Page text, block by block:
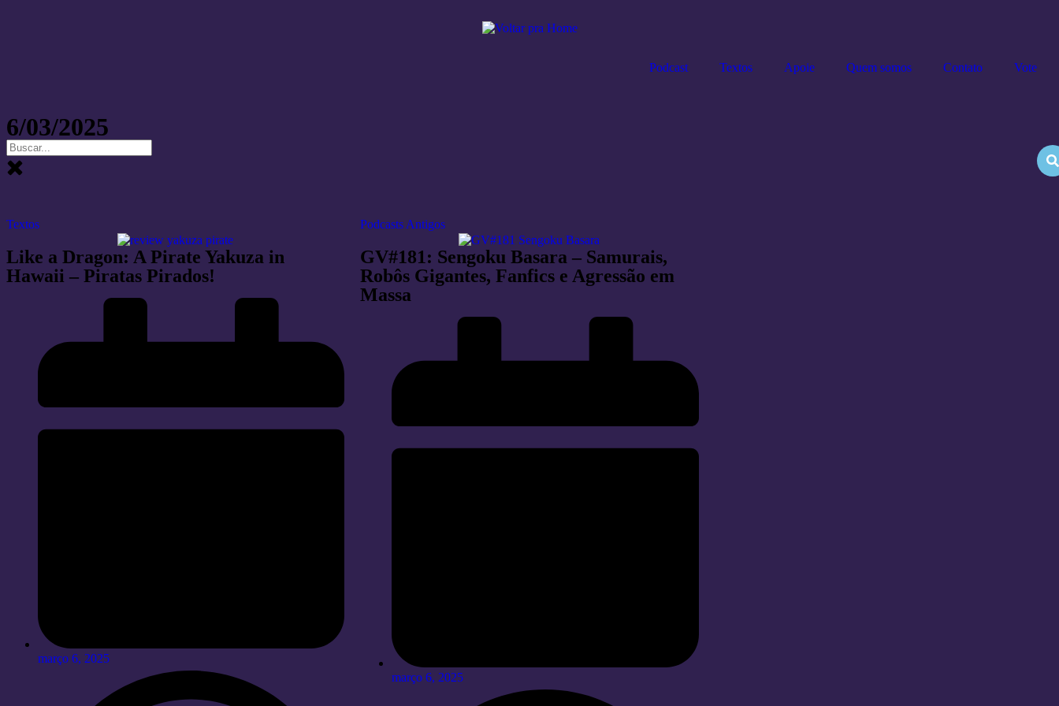
Podcast Textos Apoie Quem somos Contato Vote
6/03/2025
Textos
Like a Dragon: A Pirate Yakuza in
Hawaii – Piratas Pirados!
março 6, 2025
Podcasts Antigos
GV#181: Sengoku Basara – Samurais,
Robôs Gigantes, Fanfics e Agressão em
Massa
março 6, 2025